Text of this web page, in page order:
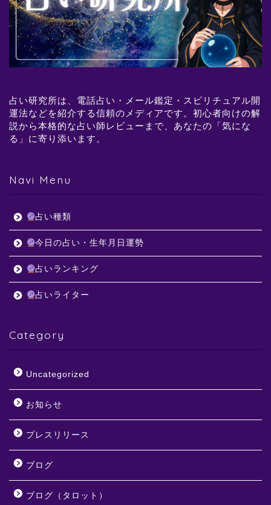
占い研究所は、電話占い・メール鑑定・スピリチュアル開
運法などを紹介する信頼のメディアです。初心者向けの解
説から本格的な占い師レビューまで、あなたの「気にな
る」に寄り添います。
Navi Menu
占い種類
今日の占い・生年月日運勢
占いランキング
占いライター
Category
Uncategorized
お知らせ
プレスリリース
ブログ
ブログ（タロット）